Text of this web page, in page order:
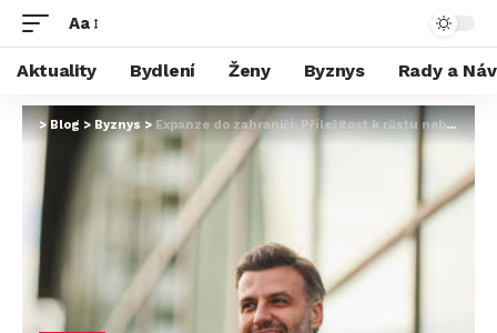
Aa
Aktuality Bydlení Ženy Byznys Rady a
> Blog > Byznys>Expanze do zahraničí: Příležitost k růstu nebo riziko, které se nevyplatí podcenit